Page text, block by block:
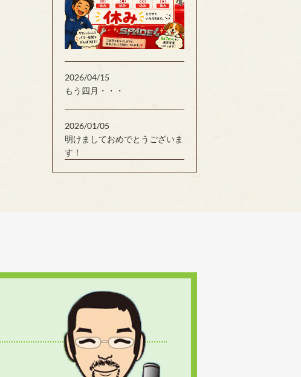
2026/04/15
もう四月・・・
2026/01/05
明けましておめでとうございま
す！